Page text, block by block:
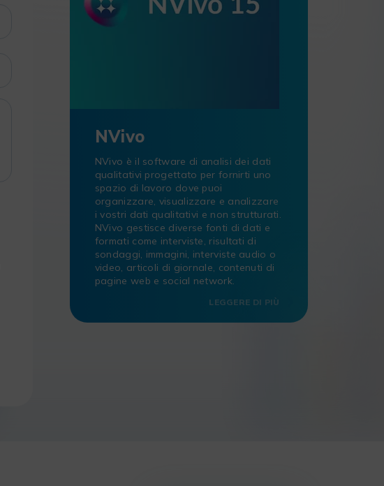
NVivo
NVivo è il software di analisi dei dati
qualitativi progettato per fornirti uno
spazio di lavoro dove puoi
organizzare, visualizzare e analizzare
i vostri dati qualitativi e non strutturati.
NVivo gestisce diverse fonti di dati e
formati come interviste, risultati di
sondaggi, immagini, interviste audio o
video, articoli di giornale, contenuti di
pagine web e social network.
LEGGERE DI PIÙ